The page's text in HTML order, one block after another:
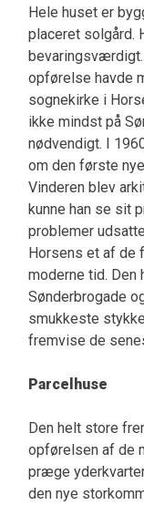
Hele huset er
placeret solgård.
opførelse havde
sognekirke i
ikke mindst på
nødvendigt. I
om den første
Vinderen blev
kunne han se sit
problemer
Horsens et af de
moderne tid. Den
Sønderbrogade
smukkeste
fremvise de
Parcelhuse
Den helt store
opførelsen af de
præge
den nye